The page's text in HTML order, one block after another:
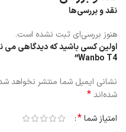
حتی در محیط های کوچک نیز
نقد و بررسی‌ها
هنوز بررسی‌ای ثبت نشده است.
اولین کسی باشید که دیدگاهی می
Wanbo T4”
نشانی ایمیل شما منتشر نخواهد
شده‌اند*
امتیاز شما*